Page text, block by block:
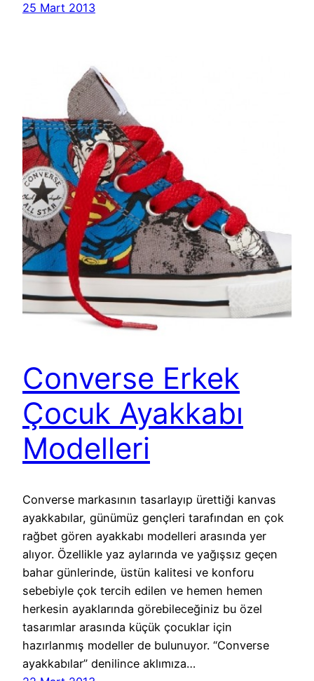
25 Mart 2013
Converse Erkek
Çocuk Ayakkabı
Modelleri
Converse markasının tasarlayıp ürettiği kanvas
ayakkabılar, günümüz gençleri tarafından en çok
rağbet gören ayakkabı modelleri arasında yer
alıyor. Özellikle yaz aylarında ve yağışsız geçen
bahar günlerinde, üstün kalitesi ve konforu
sebebiyle çok tercih edilen ve hemen hemen
herkesin ayaklarında görebileceğiniz bu özel
tasarımlar arasında küçük çocuklar için
hazırlanmış modeller de bulunuyor. “Converse
ayakkabılar” denilince aklımıza…